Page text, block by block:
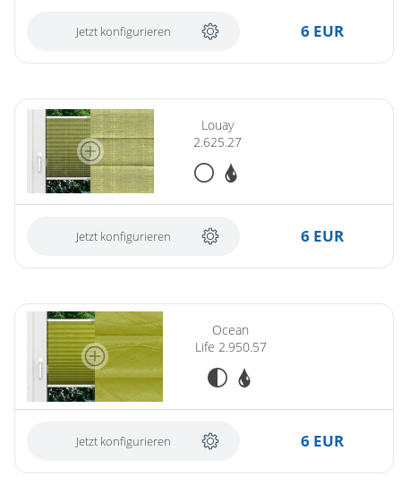
Jetzt konfigurieren 6 EUR
Louay
2.625.27
Jetzt konfigurieren 6 EUR
Ocean
Life 2.950.57
Jetzt konfigurieren 6 EUR